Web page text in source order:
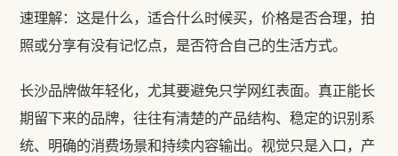
速理解：这是什么，适合什么时候买，价格是否合理，拍
照或分享有没有记忆点，是否符合自己的生活方式。
长沙品牌做年轻化，尤其要避免只学网红表面。真正能长
期留下来的品牌，往往有清楚的产品结构、稳定的识别系
统、明确的消费场景和持续内容输出。视觉只是入口，产